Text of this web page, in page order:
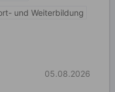
und Weiterbildung
05.08.2026